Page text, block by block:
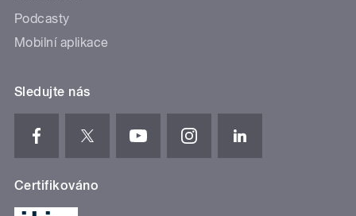
Podcasty
Mobilní aplikace
Sledujte nás
Certifikováno